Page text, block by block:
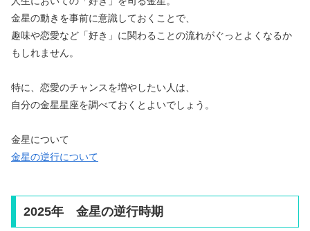
金星の動きを事前に意識しておくことで、
趣味や恋愛など「好き」に関わることの流れがぐっとよくなるか
もしれません。
特に、恋愛のチャンスを増やしたい人は、
自分の金星星座を調べておくとよいでしょう。
金星について
金星の逆行について
2025年 金星の逆行時期